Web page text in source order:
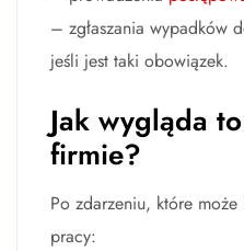
– zgłaszania wypadków
jeśli jest taki obowiązek.
Jak wygląda
firmie?
Po zdarzeniu, które
pracy: